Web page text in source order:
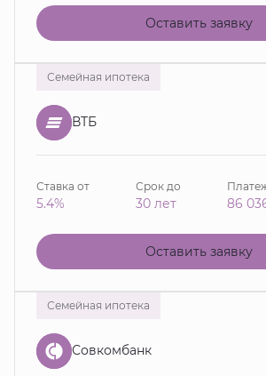
Оставить заявку
Семейная ипотека
ВТБ
Ставка от
5.4%
Срок до
30 лет 86
Оставить заявку
Семейная ипотека
Совкомбанк